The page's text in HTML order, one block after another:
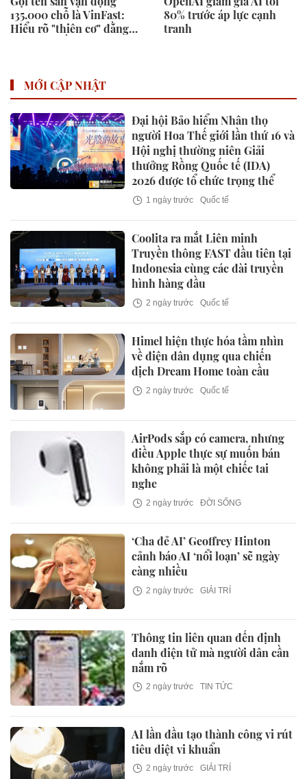
135.000 chỗ là VinFast:
Hiểu rõ "thiên cơ" đằng
80% trước áp lực cạnh
tranh
MỚI CẬP NHẬT
Đại hội Bảo hiểm Nhân thọ
người Hoa Thế giới lần thứ 16 và
Hội nghị thường niên Giải
thưởng Rồng Quốc tế (IDA)
2026 được tổ chức trọng thể
1 ngày trước Quốc tế
Coolita ra mắt Liên minh
Truyền thông FAST đầu tiên tại
Indonesia cùng các đài truyền
hình hàng đầu
2 ngày trước Quốc tế
Himel hiện thực hóa tầm nhìn
về điện dân dụng qua chiến
dịch Dream Home toàn cầu
2 ngày trước Quốc tế
AirPods sắp có camera, nhưng
điều Apple thực sự muốn bán
không phải là một chiếc tai
nghe
2 ngày trước ĐỜI SỐNG
‘Cha đẻ AI’ Geoffrey Hinton
cảnh báo AI ‘nổi loạn’ sẽ ngày
càng nhiều
2 ngày trước GIẢI TRÍ
Thông tin liên quan đến định
danh điện tử mà người dân cần
nắm rõ
2 ngày trước TIN TỨC
AI lần đầu tạo thành công vi rút
tiêu diệt vi khuẩn
2 ngày trước GIẢI TRÍ